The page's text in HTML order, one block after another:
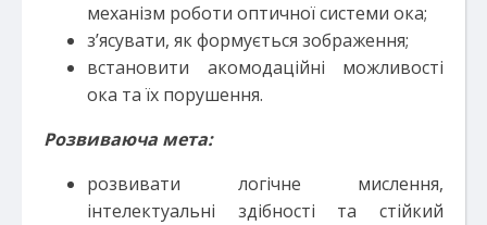
механізм роботи оптичної системи ока;
з’ясувати, як формується зображення;
встановити акомодаційні можливості
ока та їх порушення.
Розвиваюча мета:
розвивати логічне мислення,
інтелектуальні здібності та стійкий